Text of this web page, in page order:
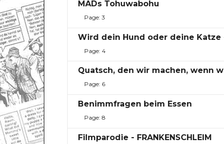
MADs Tohuwabohu
Page: 3
Wird dein Hund oder deine Katze
Page: 4
Quatsch, den wir machen, wenn
Page: 6
Benimmfragen beim Essen
Page: 8
Filmparodie - FRANKENSCHLEIM